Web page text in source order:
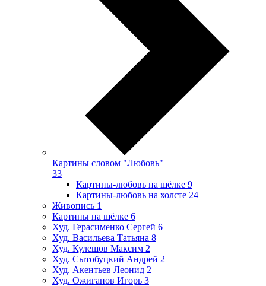
Картины словом "Любовь"
33
Картины-любовь на шёлке 9
Картины-любовь на холсте 24
Живопись 1
Картины на шёлке 6
Худ. Герасименко Сергей 6
Худ. Васильева Татьяна 8
Худ. Кулешов Максим 2
Худ. Сытобуцкий Андрей 2
Худ. Акентьев Леонид 2
Худ. Ожиганов Игорь 3